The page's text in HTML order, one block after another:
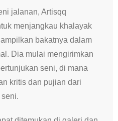
jalanan, Artisqq
menjangkau khalayak
bakatnya dalam
Dia mulai mengirimkan
seni, di mana
kritis dan pujian dari